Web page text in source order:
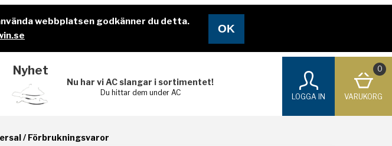
webbplatsen godkänner du detta.
Nyhet
Nu har vi AC slangar i sortimentet!
Du hittar dem under AC
LOGGA IN
0
VARUKORG
/ Förbrukningsvaror